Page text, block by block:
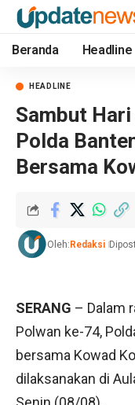
Beranda Headline
HEADLINE
Sambut
Polda
Bersama
Oleh: Redaksi
SERANG – Dalam
Polwan ke-74,
bersama Kowad
dilaksanakan di